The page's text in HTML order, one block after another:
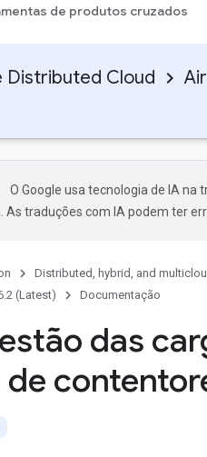
de produtos cruzados
Distributed Cloud
O Google usa tecnologia de IA na
traduções com IA podem ter
Distributed, hybrid, and
(Latest) Documentação
das